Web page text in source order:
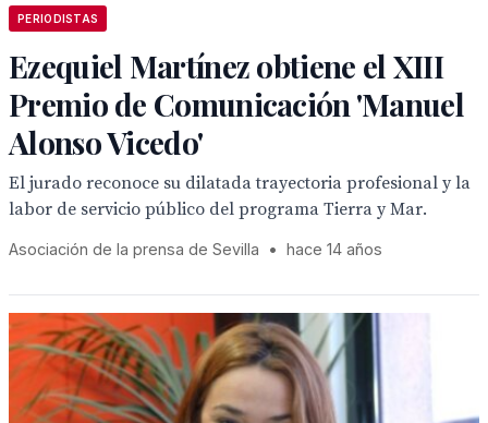
PERIODISTAS
Ezequiel Martínez obtiene el XIII
Premio de Comunicación 'Manuel
Alonso Vicedo'
El jurado reconoce su dilatada trayectoria profesional y la
labor de servicio público del programa Tierra y Mar.
Asociación de la prensa de Sevilla • hace 14 años